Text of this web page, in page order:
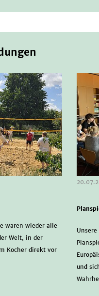
waren wieder alle
Welt, in der
Kocher direkt vor
und